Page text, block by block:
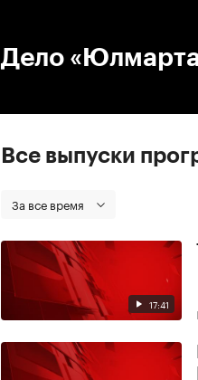
Дело
Все выпуски
За все время
17:41